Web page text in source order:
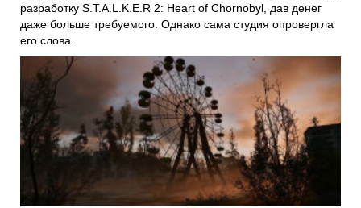
разработку S.T.A.L.K.E.R 2: Heart of Chornobyl, дав денег
даже больше требуемого. Однако сама студия опровергла
его слова.